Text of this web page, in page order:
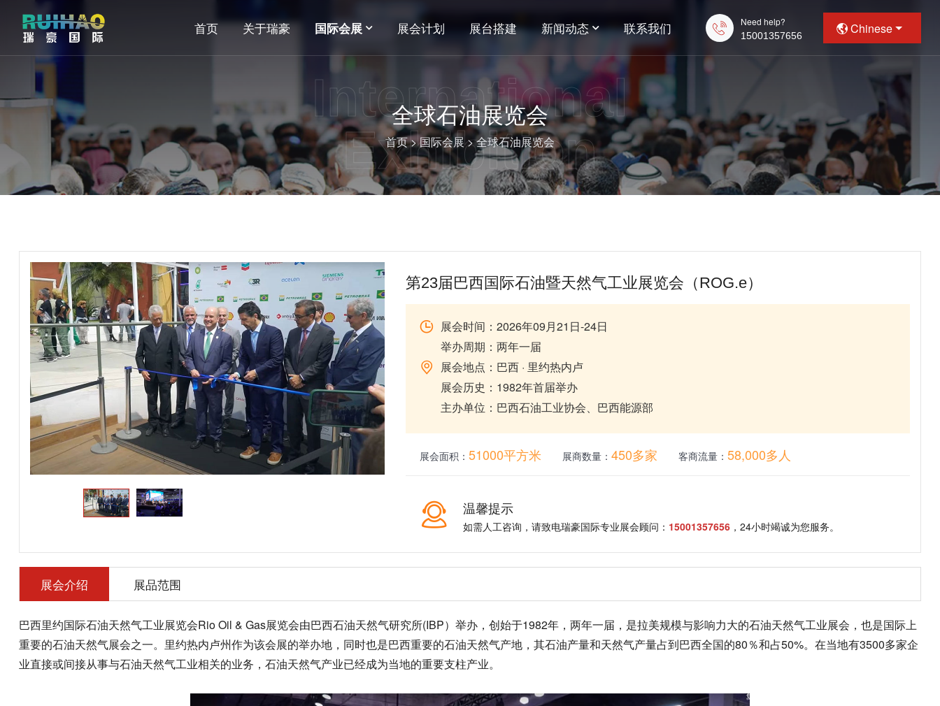
首页 关于瑞豪 国际会展 展会计划 展台搭建 新闻动态 联系我们 Need help?
15001357656 Chinese
全球石油展览会
International
Exhibition
首页>国际会展>全球石油展览会
第23届巴西国际石油暨天然气工业展览会（ROG.e）
展会时间：2026年09月21日-24日
举办周期：两年一届
展会地点：巴西 · 里约热内卢
展会历史：1982年首届举办
主办单位：巴西石油工业协会、巴西能源部
展会面积： 51000平方米 展商数量： 450多家 客商流量： 58,000多人
温馨提示
如需人工咨询，请致电瑞豪国际专业展会顾问： 15001357656，24小时竭诚为您服务。
展会介绍 展品范围
巴西里约国际石油天然气工业展览会Rio Oil & Gas展览会由巴西石油天然气研究所(IBP）举办，创始于1982年，两年一届，是拉美规模与影响力大的石油天然气工业展会，也是国际上
重要的石油天然气展会之一。里约热内卢州作为该会展的举办地，同时也是巴西重要的石油天然气产地，其石油产量和天然气产量占到巴西全国的80％和占50%。在当地有3500多家企
业直接或间接从事与石油天然气工业相关的业务，石油天然气产业已经成为当地的重要支柱产业。